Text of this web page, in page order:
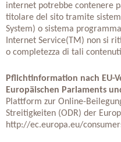
internet potrebbe contenere
titolare del sito tramite
System) o sistema
Internet Service(TM) non si
o completezza di tali
Pflichtinformation nach EU-
Europäischen Parlaments
Plattform zur Online-
Streitigkeiten (ODR) der
http://ec.europa.eu/